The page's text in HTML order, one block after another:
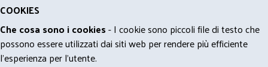
COOKIES
Che cosa sono i cookies- I cookie sono piccoli file di testo che
possono essere utilizzati dai siti web per rendere più efficiente
l'esperienza per l'utente.